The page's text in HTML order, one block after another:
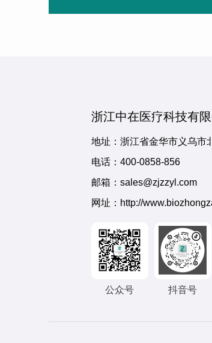
浙江中在医疗科技有限
地址：浙江省金华市义乌市
电话： 400-0858-856
邮箱：sales@zjzzyl.com
网址：http://
公众号 抖音号